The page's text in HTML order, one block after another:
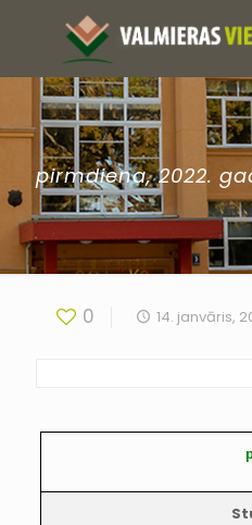
pirmdiena, 2022.
0 14. janvāris,